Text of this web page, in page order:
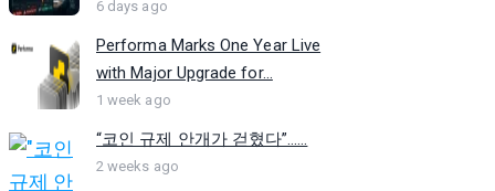
6 days ago
Performa Marks One Year Live
with Major Upgrade for...
1 week ago
“코인 규제 안개가 걷혔다”…...
2 weeks ago